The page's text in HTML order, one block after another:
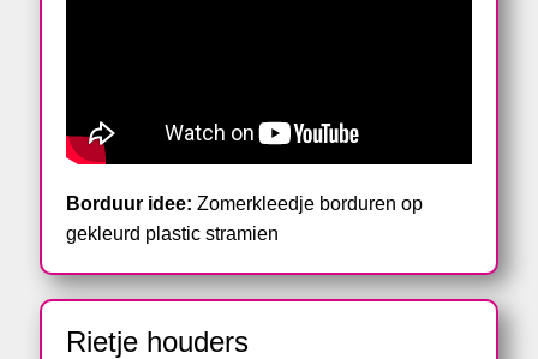
Borduur idee: Zomerkleedje borduren op
gekleurd plastic stramien
Rietje houders